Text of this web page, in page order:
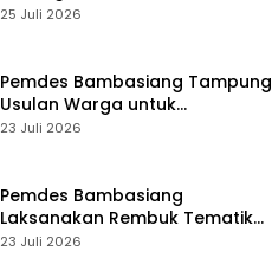
Desa Palasa Tengah
25 Juli 2026
Pemdes Bambasiang Tampung
Usulan Warga untuk
Penyusunan RKPDes 2027
23 Juli 2026
Pemdes Bambasiang
Laksanakan Rembuk Tematik
Stunting
23 Juli 2026